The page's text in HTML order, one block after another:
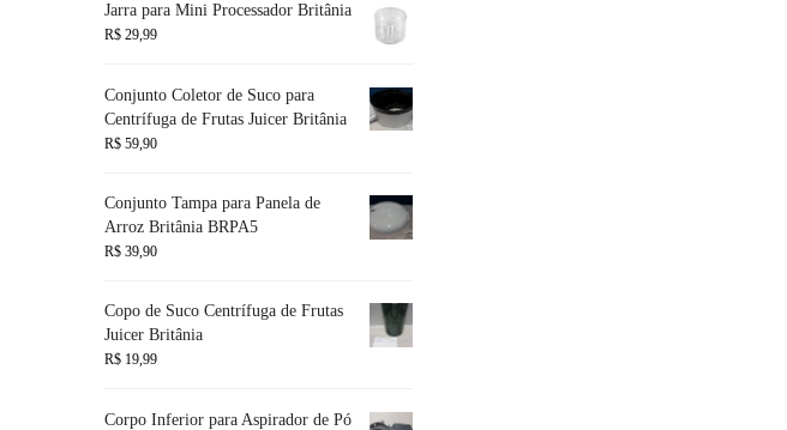
Jarra para Mini Processador Britânia
R$ 29,99
Conjunto Coletor de Suco para
Centrífuga de Frutas Juicer Britânia
R$ 59,90
Conjunto Tampa para Panela de
Arroz Britânia BRPA5
R$ 39,90
Copo de Suco Centrífuga de Frutas
Juicer Britânia
R$ 19,99
Corpo Inferior para Aspirador de Pó